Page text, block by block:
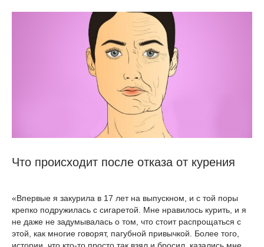
Что происходит после отказа от курения
«Впервые я закурила в 17 лет на выпускном, и с той поры
крепко подружилась с сигаретой. Мне нравилось курить, и я
не даже не задумывалась о том, что стоит распрощаться с
этой, как многие говорят, пагубной привычкой. Более того,